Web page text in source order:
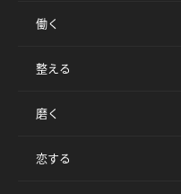
働く
整える
磨く
恋する